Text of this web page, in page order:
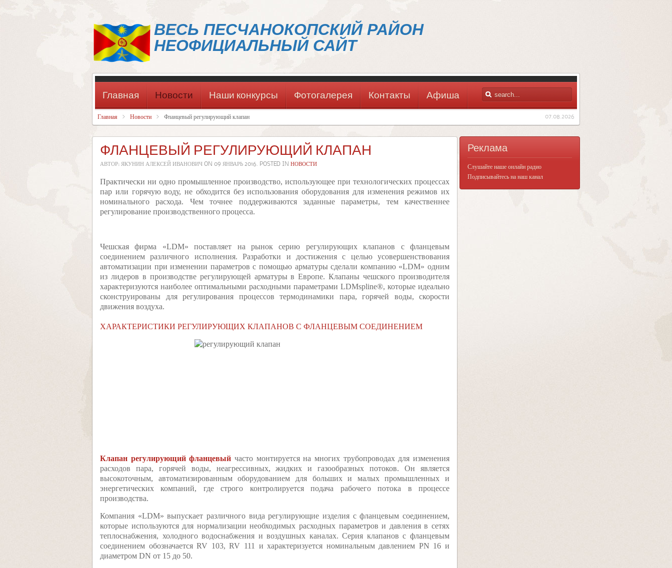
ВЕСЬ ПЕСЧАНОКОПСКИЙ РАЙОН
НЕОФИЦИАЛЬНЫЙ САЙТ
Главная Новости Наши конкурсы Фотогалерея Контакты Афиша
07.08.2026
Главная Новости Фланцевый регулирующий клапан
ФЛАНЦЕВЫЙ РЕГУЛИРУЮЩИЙ КЛАПАН
АВТОР: ЯКУНИН АЛЕКСЕЙ ИВАНОВИЧ ON 09 ЯНВАРЬ 2016. POSTED IN НОВОСТИ
Практически ни одно промышленное производство, использующее при технологических процессах
пар или горячую воду, не обходится без использования оборудования для изменения режимов их
номинального расхода. Чем точнее поддерживаются заданные параметры, тем качественнее
регулирование производственного процесса.
Чешская фирма «LDM» поставляет на рынок серию регулирующих клапанов с фланцевым
соединением различного исполнения. Разработки и достижения с целью усовершенствования
автоматизации при изменении параметров с помощью арматуры сделали компанию «LDM» одним
из лидеров в производстве регулирующей арматуры в Европе. Клапаны чешского производителя
характеризуются наиболее оптимальными расходными параметрами LDMspline®, которые идеально
сконструированы для регулирования процессов термодинамики пара, горячей воды, скорости
движения воздуха.
ХАРАКТЕРИСТИКИ РЕГУЛИРУЮЩИХ КЛАПАНОВ С ФЛАНЦЕВЫМ СОЕДИНЕНИЕМ
Клапан регулирующий фланцевый часто монтируется на многих трубопроводах для изменения
расходов пара, горячей воды, неагрессивных, жидких и газообразных потоков. Он является
высокоточным, автоматизированным оборудованием для больших и малых промышленных и
энергетических компаний, где строго контролируется подача рабочего потока в процессе
производства.
Компания «LDM» выпускает различного вида регулирующие изделия с фланцевым соединением,
которые используются для нормализации необходимых расходных параметров и давления в сетях
теплоснабжения, холодного водоснабжения и воздушных каналах. Серия клапанов с фланцевым
соединением обозначается RV 103, RV 111 и характеризуется номинальным давлением PN 16 и
диаметром DN от 15 до 50.
Реклама
Слушайте наше онлайн радио
Подписывайтесь на наш канал